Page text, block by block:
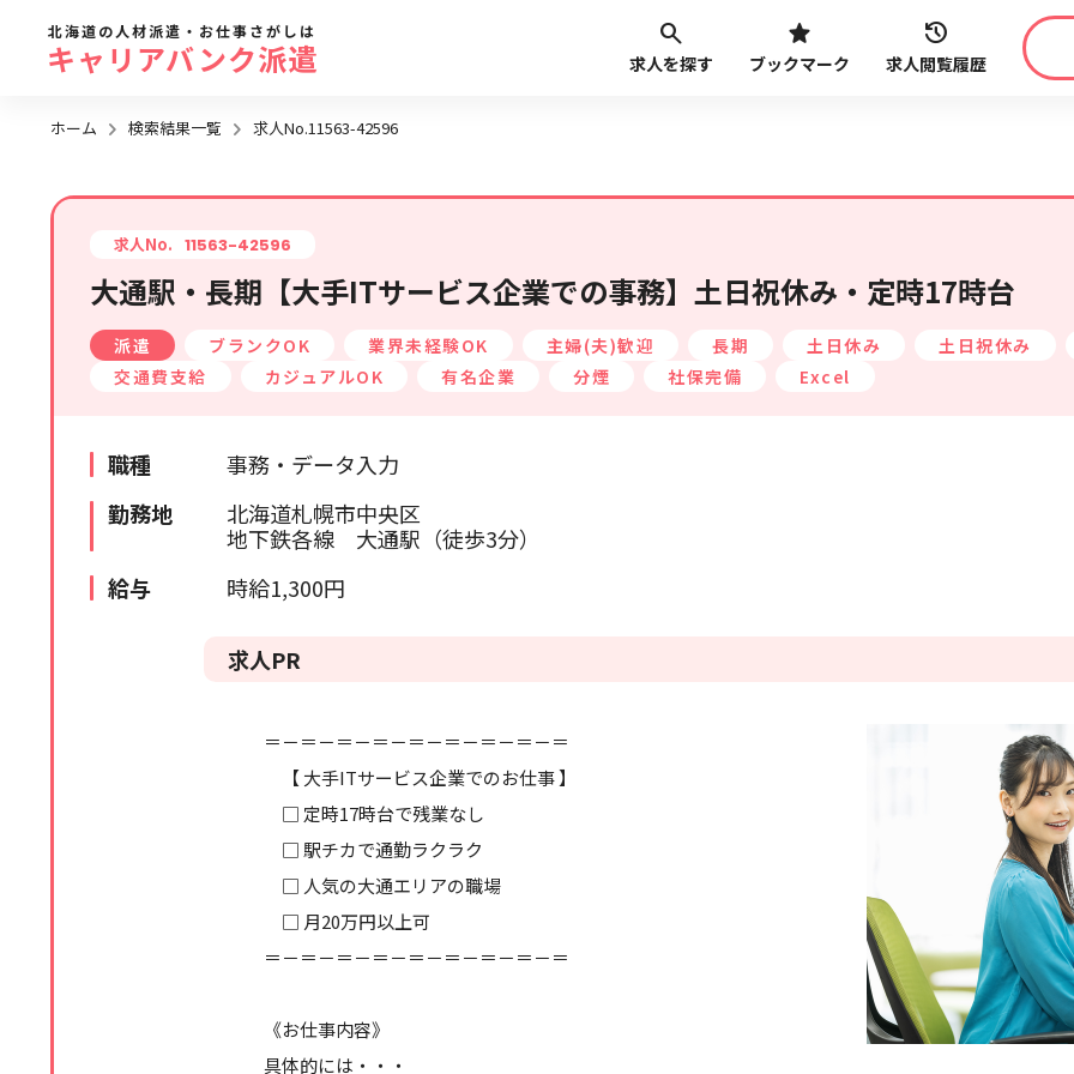
勤務地
札幌市全域
札幌市近郊エリア
北見・網走エリア
苫小牧・室蘭エリア
道外
最近見た求人
求人履歴はありません。
検索履歴はありません。
北海道の人材派遣・お仕事さがしは
キャリアバンク派遣 求人を探す ブックマーク 求人閲覧履歴
ホーム 検索結果一覧 求人No.11563-42596
求人No. 11563-42596
大通駅・長期【大手ITサービス企業での事務】土日祝休み・定時17時台
派遣 ブランクOK 業界未経験OK 主婦(夫)歓迎 長期 土日休み
土日祝休み
交通費支給
カジュアルOK 有名企業 分煙 社保完備 Excel
職種
事務・データ入力
勤務地
北海道札幌市中央区
地下鉄各線 大通駅（徒歩3分）
給与
時給1,300円
求人PR
＝－＝－＝－＝－＝－＝－＝－＝－＝
【 大手ITサービス企業でのお仕事 】
□ 定時17時台で残業なし
□ 駅チカで通勤ラクラク
□ 人気の大通エリアの職場
□ 月20万円以上可
＝－＝－＝－＝－＝－＝－＝－＝－＝
《お仕事内容》
具体的には・・・